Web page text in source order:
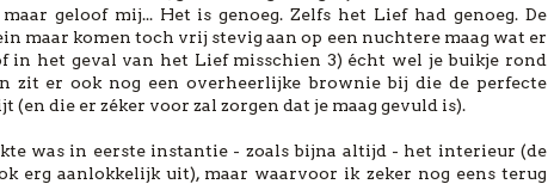
geloof mij... Het is genoeg. Zelfs het Lief had genoeg. De
maar komen toch vrij stevig aan op een nuchtere maag wat er
in het geval van het Lief misschien 3) écht wel je buikje rond
zit er ook nog een overheerlijke brownie bij die de perfecte
die er zéker voor zal zorgen dat je maag gevuld is).
was in eerste instantie - zoals bijna altijd - het interieur (de
erg aanlokkelijk uit), maar waarvoor ik zeker nog eens terug